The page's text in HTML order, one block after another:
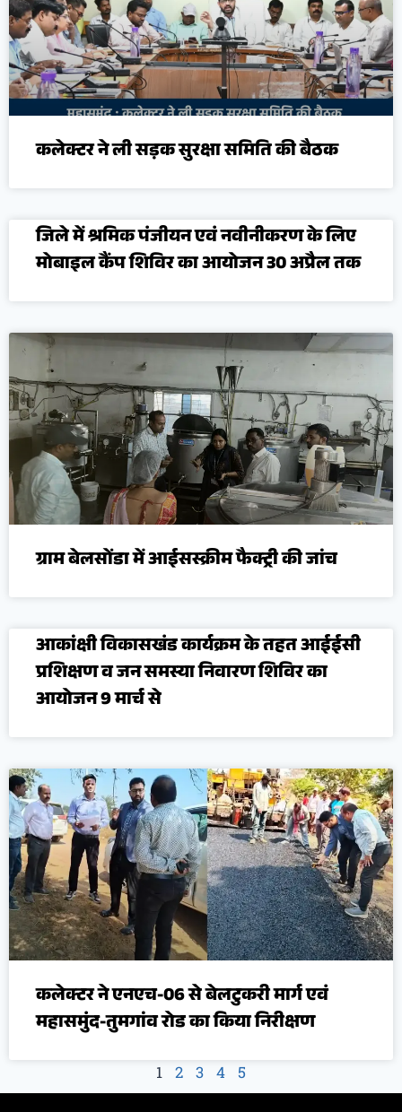
कलेक्टर ने ली सड़क सुरक्षा समिति की बैठक
जिले में श्रमिक पंजीयन एवं नवीनीकरण के लिए
मोबाइल कैंप शिविर का आयोजन 30 अप्रैल तक
ग्राम बेलसोंडा में आईसस्क्रीम फैक्ट्री की जांच
आकांक्षी विकासखंड कार्यक्रम के तहत आईईसी
प्रशिक्षण व जन समस्या निवारण शिविर का
आयोजन 9 मार्च से
कलेक्टर ने एनएच-06 से बेलटुकरी मार्ग एवं
महासमुंद-तुमगांव रोड का किया निरीक्षण
1 2 3 4 5